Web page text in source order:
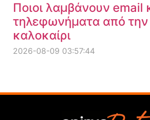
Ποιοι λαμβάνουν email
τηλεφωνήματα από την
καλοκαίρι
2026-08-09 03:57:44